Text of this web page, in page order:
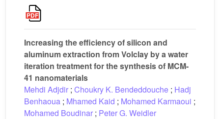
Increasing the efficiency of silicon and
aluminum extraction from Volclay by a water
iteration treatment for the synthesis of MCM-
41 nanomaterials
Mehdi Adjdir ; Choukry K. Bendeddouche ; Hadj
Benhaoua ; Mhamed Kaid ; Mohamed Karmaoui ;
Mohamed Boudinar ; Peter G. Weidler